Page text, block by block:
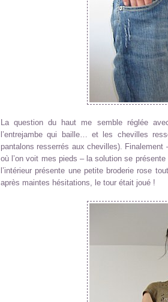
La question du haut me semble réglée
l’entrejambe qui baille… et les chevilles
pantalons resserrés aux chevilles).
où l’on voit mes pieds – la solution se
l’intérieur présente une petite broderie rose
après maintes hésitations, le tour était joué !